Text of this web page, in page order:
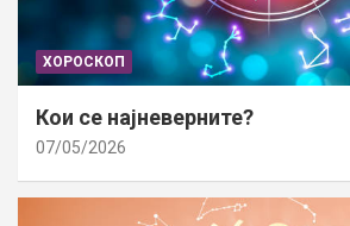
ХОРОСКОП
Кои се најневерните?
07/05/2026